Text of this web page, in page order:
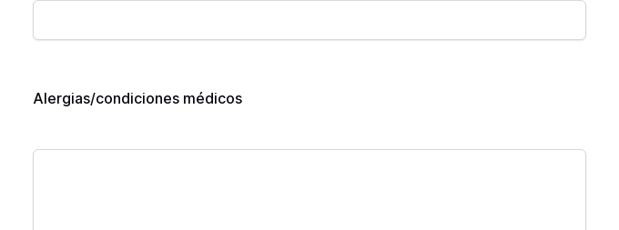
Alergias/condiciones médicos